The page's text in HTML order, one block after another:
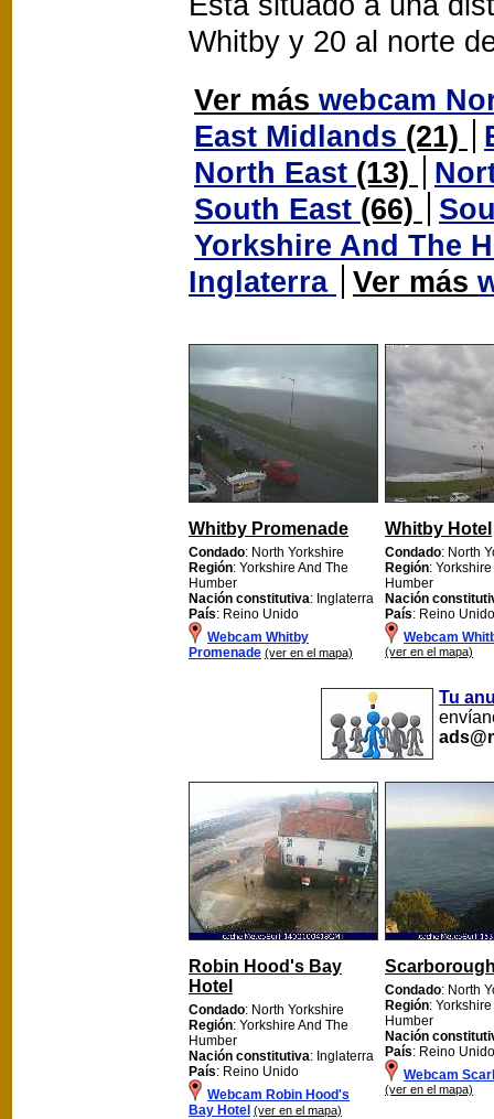
Whitby y 20 al norte
Ver más webcam
East Midlands (21)
North East (13)
South East (66)
Yorkshire And The
Inglaterra
Ver más
Whitby Promenade
Condado: North Yorkshire
Región: Yorkshire And The
Humber
Nación constitutiva: Inglaterra
País: Reino Unido
Webcam Whitby
Promenade (ver en el mapa)
Whitby Hotel
Condado: North
Región:
Humber
Nación
País: Reino Unido
Webcam
(ver en el mapa)
Tu
Robin Hood's Bay
Hotel
Condado: North Yorkshire
Región: Yorkshire And The
Humber
Nación constitutiva: Inglaterra
País: Reino Unido
Webcam Robin Hood's
Bay Hotel (ver en el mapa)
Condado: North
Región:
Humber
Nación
País: Reino Unido
Webcam
(ver en el mapa)